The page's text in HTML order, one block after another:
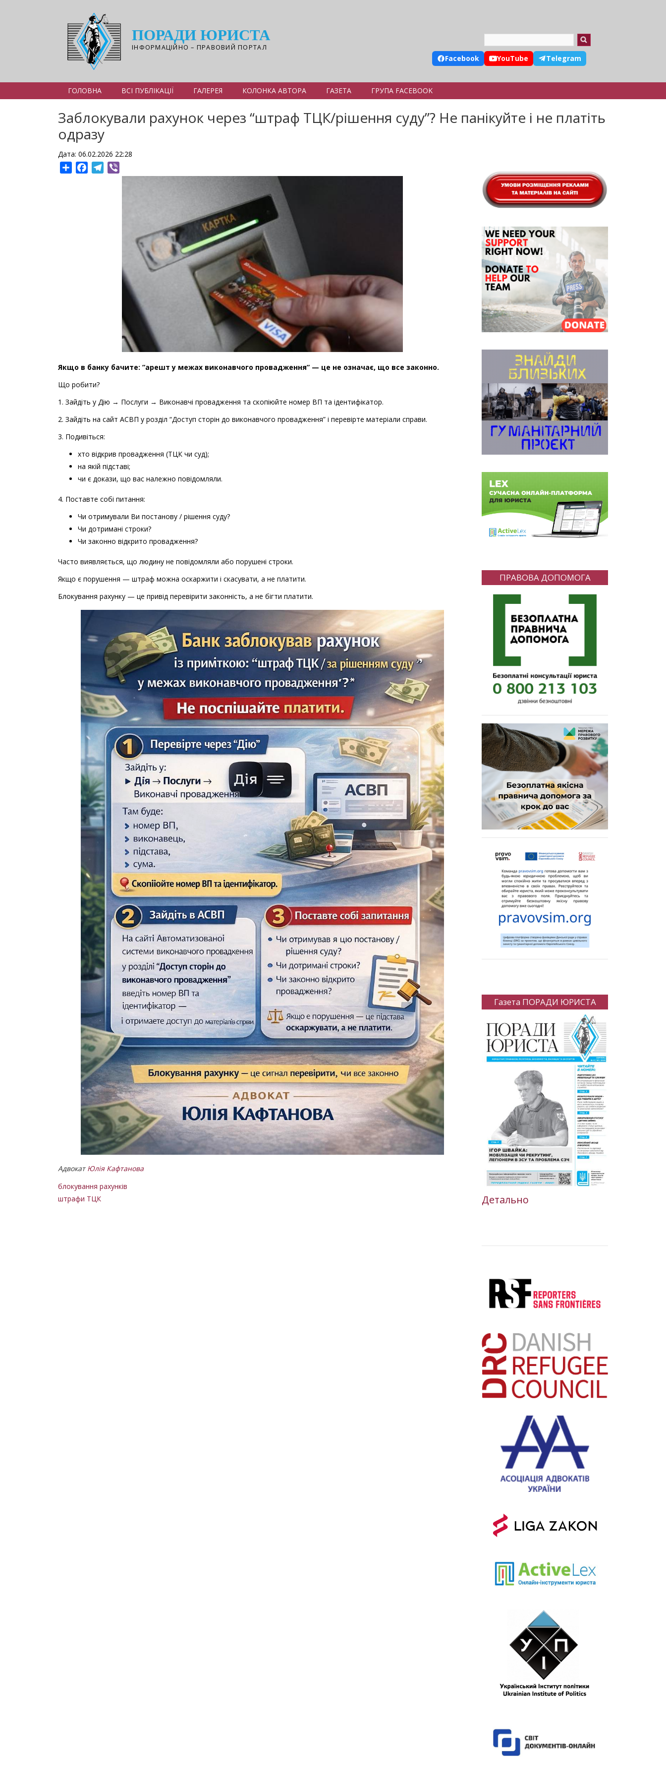
ПОРАДИ ЮРИСТА
ІНФОРМАЦІЙНО – ПРАВОВИЙ ПОРТАЛ
Facebook YouTube Telegram
ГОЛОВНА ВСІ ПУБЛІКАЦІЇ ГАЛЕРЕЯ КОЛОНКА АВТОРА ГАЗЕТА ГРУПА FACEBOOK
Заблокували рахунок через “штраф ТЦК/рішення суду”? Не панікуйте і не платіть
одразу
Дата: 06.02.2026 22:28
ShareFacebookTelegram
Якщо в банку бачите: ”арешт у межах виконавчого провадження” — це не означає, що все законно.
Що робити?
1. Зайдіть у Дію → Послуги → Виконавчі провадження та скопіюйте номер ВП та ідентифікатор.
2. Зайдіть на сайт АСВП у розділ “Доступ сторін до виконавчого провадження” і перевірте матеріали справи.
3. Подивіться:
хто відкрив провадження (ТЦК чи суд);
на якій підставі;
чи є докази, що вас належно повідомляли.
4. Поставте собі питання:
Чи отримували Ви постанову / рішення суду?
Чи дотримані строки?
Чи законно відкрито провадження?
Часто виявляється, що людину не повідомляли або порушені строки.
Якщо є порушення — штраф можна оскаржити і скасувати, а не платити.
Блокування рахунку — це привід перевірити законність, а не бігти платити.
Адвокат Юлія Кафтанова
блокування рахунків
штрафи ТЦК
ПРАВОВА ДОПОМОГА
Газета ПОРАДИ ЮРИСТА
Детально